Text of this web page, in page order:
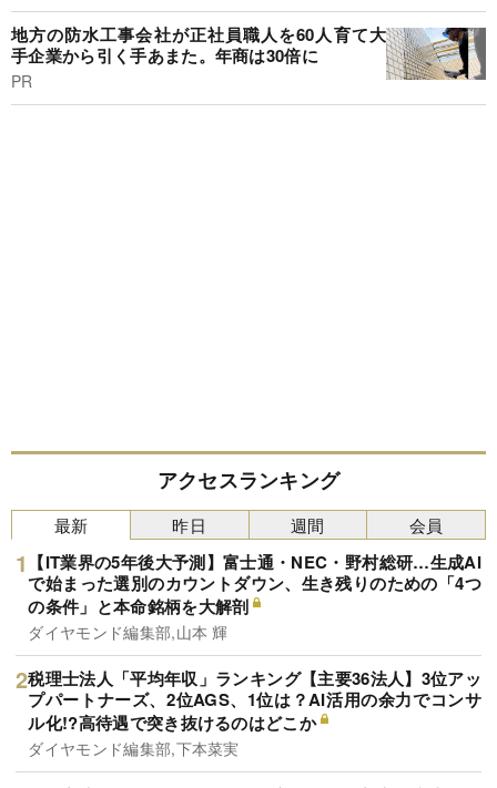
地方の防水工事会社が正社員職人を60人育て大
手企業から引く手あまた。年商は30倍に
PR
アクセスランキング
最新
【IT業界の5年後大予測】富士通・NEC・野村総研…生成AI
で始まった選別のカウントダウン、生き残りのための「4つ
の条件」と本命銘柄を大解剖
ダイヤモンド編集部,山本 輝
税理士法人「平均年収」ランキング【主要36法人】3位アッ
プパートナーズ、2位AGS、1位は？AI活用の余力でコンサ
ル化!?高待遇で突き抜けるのはどこか
ダイヤモンド編集部,下本菜実
昨日 週間 会員